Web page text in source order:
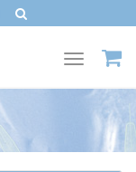
Toggle